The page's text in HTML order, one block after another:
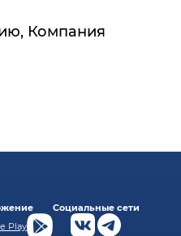
Компания
Play
Социальные сети